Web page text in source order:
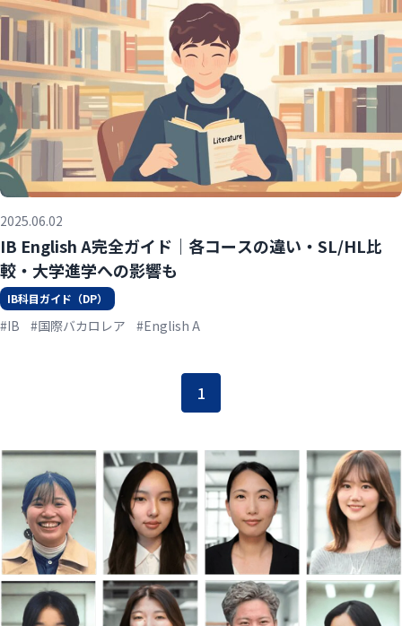
2025.06.02
IB English A完全ガイド｜各コースの違い・SL/HL比
較・大学進学への影響も
IB科目ガイド（DP）
#IB #国際バカロレア #English A
1